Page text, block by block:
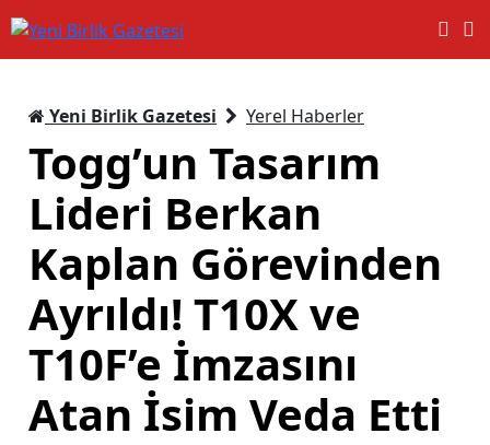
Yeni Birlik Gazetesi Yerel Haberler
Togg’un Tasarım
Lideri Berkan
Kaplan Görevinden
Ayrıldı! T10X ve
T10F’e İmzasını
Atan İsim Veda Etti